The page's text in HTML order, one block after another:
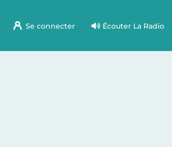
Se connecter Écouter La Radio